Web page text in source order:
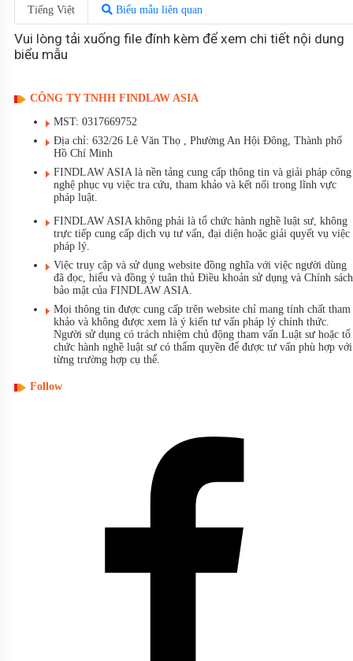
Tiếng Việt Biểu mẫu liên quan
Vui lòng tải xuống file đính kèm để xem chi tiết nội dung
biểu mẫu
CÔNG TY TNHH FINDLAW ASIA
MST: 0317669752
Địa chỉ: 632/26 Lê Văn Thọ , Phường An Hội Đông, Thành phố
Hồ Chí Minh
FINDLAW ASIA là nền tảng cung cấp thông tin và giải pháp công
nghệ phục vụ việc tra cứu, tham khảo và kết nối trong lĩnh vực
pháp luật.
FINDLAW ASIA không phải là tổ chức hành nghề luật sư, không
trực tiếp cung cấp dịch vụ tư vấn, đại diện hoặc giải quyết vụ việc
pháp lý.
Việc truy cập và sử dụng website đồng nghĩa với việc người dùng
đã đọc, hiểu và đồng ý tuân thủ Điều khoản sử dụng và Chính sách
bảo mật của FINDLAW ASIA.
Mọi thông tin được cung cấp trên website chỉ mang tính chất tham
khảo và không được xem là ý kiến tư vấn pháp lý chính thức.
Người sử dụng có trách nhiệm chủ động tham vấn Luật sư hoặc tổ
chức hành nghề luật sư có thẩm quyền để được tư vấn phù hợp với
từng trường hợp cụ thể.
Follow